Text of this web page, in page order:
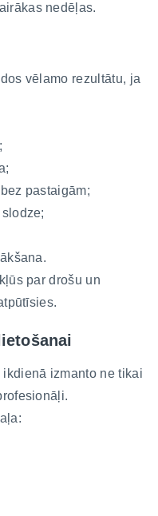
nedēļas.
vēlamo rezultātu, ja
pastaigām;
par drošu un
izmanto ne tikai